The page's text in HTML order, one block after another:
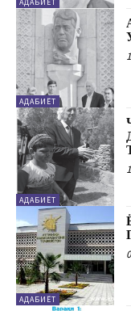
АДАБИЁТ
АДАБИЁТ
АДАБИЁТ
АДАБИЁТ